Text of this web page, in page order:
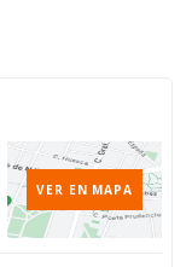
VER EN MAPA